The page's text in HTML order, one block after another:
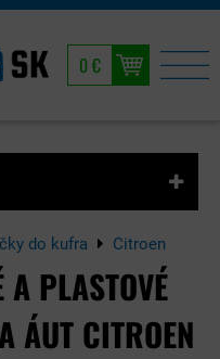
0 €
do kufra Citroen
A PLASTOVÉ
ÁUT CITROEN